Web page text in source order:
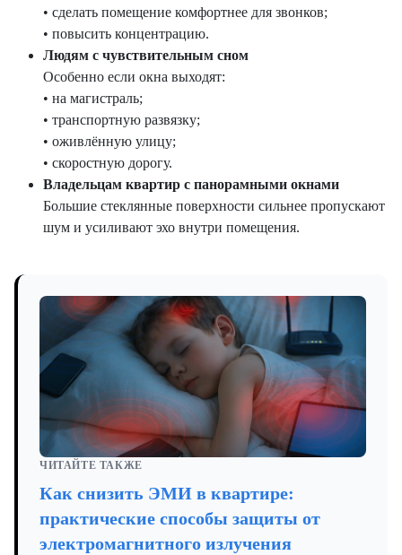
• сделать помещение комфортнее для звонков;
• повысить концентрацию.
Людям с чувствительным сном
Особенно если окна выходят:
• на магистраль;
• транспортную развязку;
• оживлённую улицу;
• скоростную дорогу.
Владельцам квартир с панорамными окнами
Большие стеклянные поверхности сильнее пропускают
шум и усиливают эхо внутри помещения.
ЧИТАЙТЕ ТАКЖЕ
Как снизить ЭМИ в квартире:
практические способы защиты от
электромагнитного излучения